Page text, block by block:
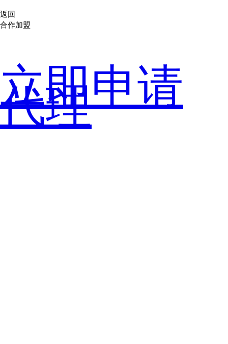
返回
合作加盟
立即申请
代理